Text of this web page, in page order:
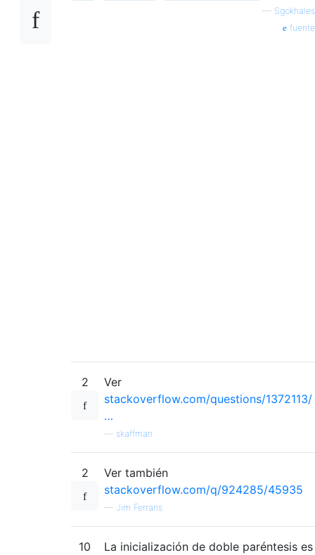
— Sgokhales
fuente
2
Ver
stackoverflow.com/questions/1372113/
…
skaffman
2
Ver también
stackoverflow.com/q/924285/45935
— Jim Ferrans
10
La inicialización de doble paréntesis es